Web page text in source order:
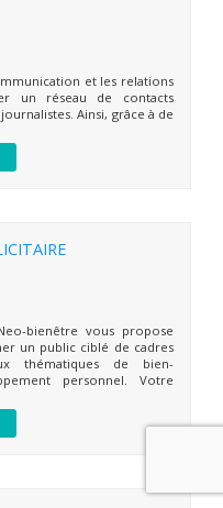
et les relations
un réseau de contacts
Ainsi, grâce à de
Neo-bienêtre vous propose
un public ciblé de cadres
thématiques de bien-
personnel. Votre